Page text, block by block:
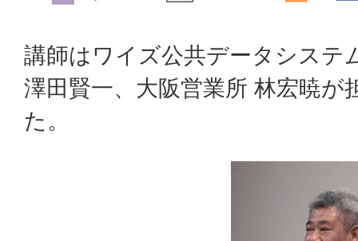
講師はワイズ公共データシステ
澤田賢一、大阪営業所 林宏暁
た。